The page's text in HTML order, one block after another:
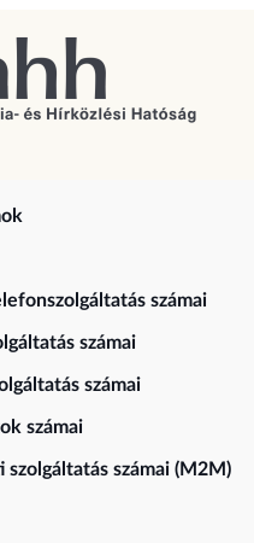
számai
számai
számai
számai
számai (M2M)